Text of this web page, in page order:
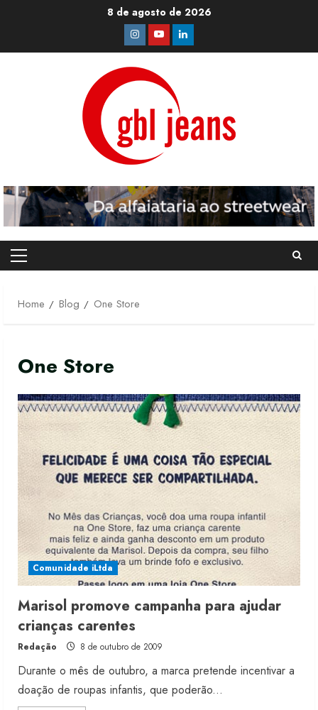
8 de agosto de 2026
Instagram
YoutubeLinkedin
Primary
Home
Blog One Store
One Store
Comunidade iLtda
Marisol promove campanha para ajudar
crianças carentes
Redação 8 de outubro de 2009
Durante o mês de outubro, a marca pretende incentivar a
doação de roupas infantis, que poderão...